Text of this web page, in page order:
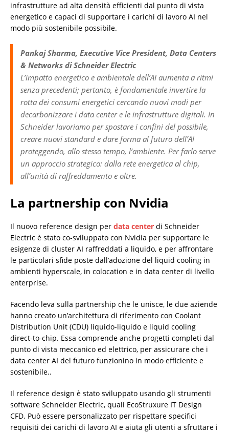
infrastrutture ad alta densità efficienti dal punto di vista
energetico e capaci di supportare i carichi di lavoro AI nel
modo più sostenibile possibile.
Pankaj Sharma, Executive Vice President, Data Centers
& Networks di Schneider Electric
L’impatto energetico e ambientale dell’AI aumenta a ritmi
senza precedenti; pertanto, è fondamentale invertire la
rotta dei consumi energetici cercando nuovi modi per
decarbonizzare i data center e le infrastrutture digitali. In
Schneider lavoriamo per spostare i confini del possibile,
creare nuovi standard e dare forma al futuro dell’AI
proteggendo, allo stesso tempo, l’ambiente. Per farlo serve
un approccio strategico: dalla rete energetica al chip,
all’unità di raffreddamento e oltre.
La partnership con Nvidia
Il nuovo reference design per data center di Schneider
Electric è stato co-sviluppato con Nvidia per supportare le
esigenze di cluster AI raffreddati a liquido, e per affrontare
le particolari sfide poste dall’adozione del liquid cooling in
ambienti hyperscale, in colocation e in data center di livello
enterprise.
Facendo leva sulla partnership che le unisce, le due aziende
hanno creato un’architettura di riferimento con Coolant
Distribution Unit (CDU) liquido-liquido e liquid cooling
direct-to-chip. Essa comprende anche progetti completi dal
punto di vista meccanico ed elettrico, per assicurare che i
data center AI del futuro funzionino in modo efficiente e
sostenibile..
Il reference design è stato sviluppato usando gli strumenti
software Schneider Electric, quali EcoStruxure IT Design
CFD. Può essere personalizzato per rispettare specifici
requisiti dei carichi di lavoro AI e aiuta gli utenti a sfruttare i